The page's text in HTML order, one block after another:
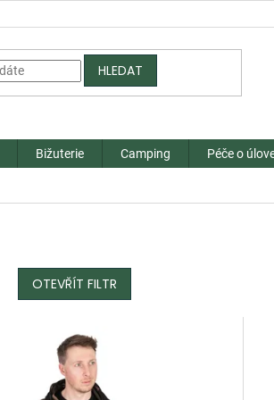
HLEDAT
Bižuterie Camping Péče o
OTEVŘÍT FILTR